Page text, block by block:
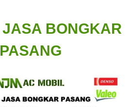
JASA BONGKAR
PASANG